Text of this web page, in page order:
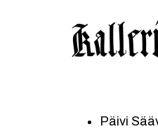
pääsisältöön
alatunnisteeseen
Päivi